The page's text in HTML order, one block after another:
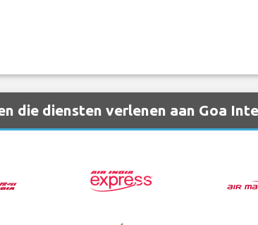
die diensten verlenen aan Goa